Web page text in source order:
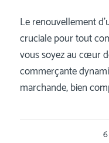
Le renouvellement
cruciale pour tout
vous soyez au cœur
commerçante
marchande, bien